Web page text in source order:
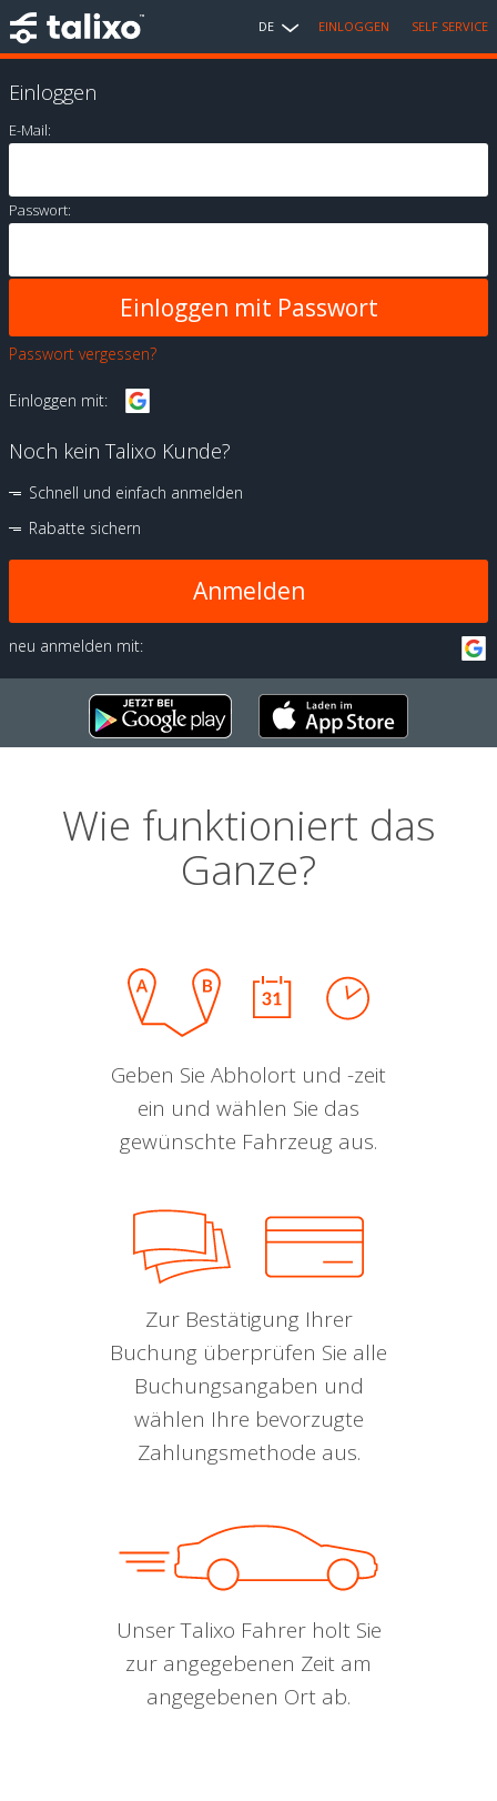
DE EINLOGGEN SELF SERVICE
Einloggen
E-Mail:
Passwort:
Passwort vergessen?
Einloggen mit:
Noch kein Talixo Kunde?
Schnell und einfach anmelden
Rabatte sichern
Anmelden
neu anmelden mit:
Wie funktioniert das
Ganze?
Geben Sie Abholort und -zeit
ein und wählen Sie das
gewünschte Fahrzeug aus.
Zur Bestätigung Ihrer
Buchung überprüfen Sie alle
Buchungsangaben und
wählen Ihre bevorzugte
Zahlungsmethode aus.
Unser Talixo Fahrer holt Sie
zur angegebenen Zeit am
angegebenen Ort ab.